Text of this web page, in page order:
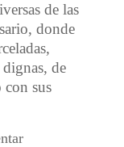
de las
donde
de
con sus
Argentina